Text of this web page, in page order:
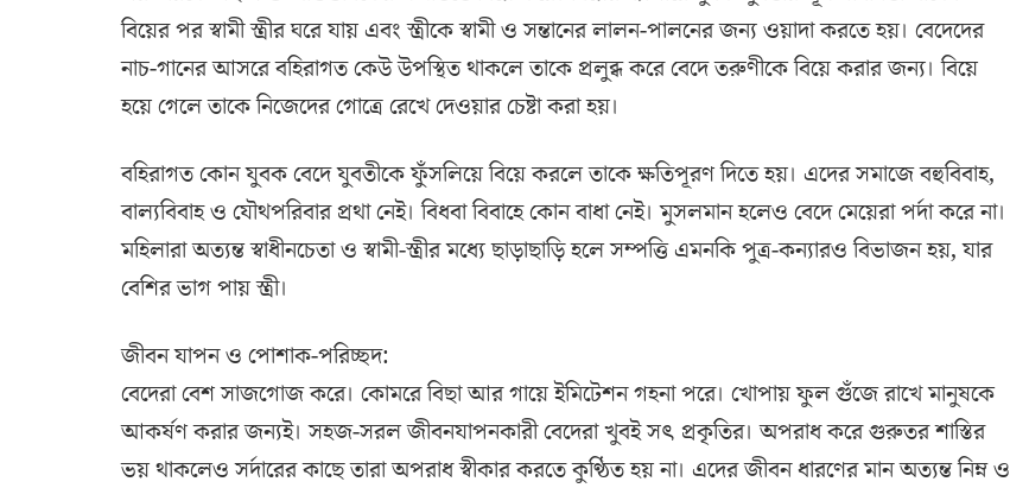
বিয়ের পর স্বামী স্ত্রীর ঘরে যায় এবং স্ত্রীকে স্বামী ও সন্তানের লালন-পালনের জন্য ওয়াদা করতে হয়। বেদেদের
নাচ-গানের আসরে বহিরাগত কেউ উপস্থিত থাকলে তাকে প্রলুব্ধ করে বেদে তরুণীকে বিয়ে করার জন্য। বিয়ে
হয়ে গেলে তাকে নিজেদের গোত্রে রেখে দেওয়ার চেষ্টা করা হয়।
বহিরাগত কোন যুবক বেদে যুবতীকে ফুঁসলিয়ে বিয়ে করলে তাকে ক্ষতিপূরণ দিতে হয়। এদের সমাজে বহুবিবাহ,
বাল্যবিবাহ ও যৌথপরিবার প্রথা নেই। বিধবা বিবাহে কোন বাধা নেই। মুসলমান হলেও বেদে মেয়েরা পর্দা করে না।
মহিলারা অত্যন্ত স্বাধীনচেতা ও স্বামী-স্ত্রীর মধ্যে ছাড়াছাড়ি হলে সম্পত্তি এমনকি পুত্র-কন্যারও বিভাজন হয়, যার
বেশির ভাগ পায় স্ত্রী।
জীবন যাপন ও পোশাক-পরিচ্ছদ:
বেদেরা বেশ সাজগোজ করে। কোমরে বিছা আর গায়ে ইমিটেশন গহনা পরে। খোপায় ফুল গুঁজে রাখে মানুষকে
আকর্ষণ করার জন্যই। সহজ-সরল জীবনযাপনকারী বেদেরা খুবই সৎ প্রকৃতির। অপরাধ করে গুরুতর শাস্তির
ভয় থাকলেও সর্দারের কাছে তারা অপরাধ স্বীকার করতে কুণ্ঠিত হয় না। এদের জীবন ধারণের মান অত্যন্ত নিম্ন ও